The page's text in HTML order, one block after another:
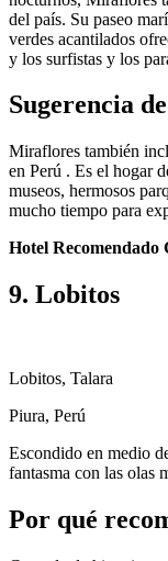
del país. Su paseo
verdes acantilados
y los surfistas y los
Sugerencia
Miraflores también
en Perú . Es el hogar
museos, hermosos
mucho tiempo para
Hotel Recomendado
9. Lobitos
Lobitos, Talara
Piura, Perú
Escondido en medio
fantasma con las olas
Por qué